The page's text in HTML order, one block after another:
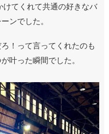
てくれて共通の好きなバ
ンでした。
！って言ってくれたのも
叶った瞬間でした。